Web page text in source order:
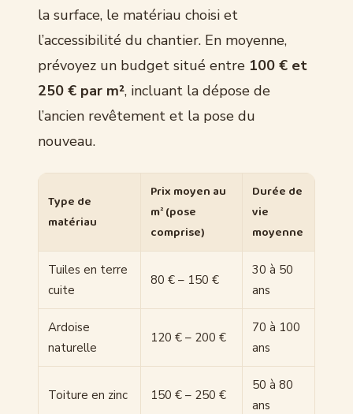
la surface, le matériau choisi et
l’accessibilité du chantier. En moyenne,
prévoyez un budget situé entre 100 € et
250 € par m², incluant la dépose de
l’ancien revêtement et la pose du
nouveau.
Type de
matériau
Prix moyen au
m² (pose
comprise)
Durée de
vie
moyenne
Tuiles en terre
cuite
80 € – 150 €
30 à 50
ans
Ardoise
naturelle
120 € – 200 €
70 à 100
ans
Toiture en zinc 150 € – 250 €
50 à 80
ans